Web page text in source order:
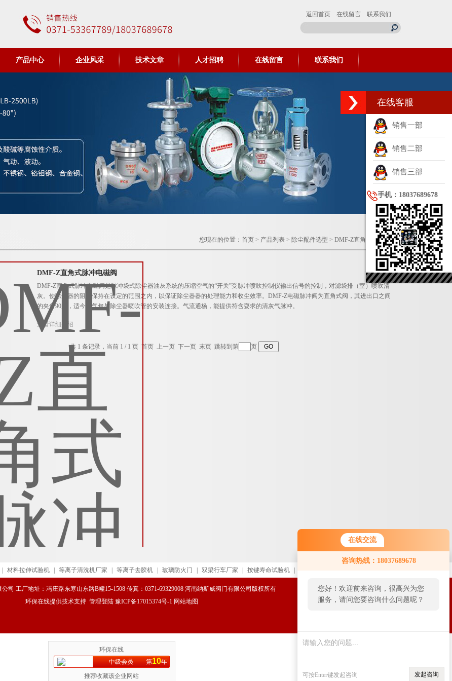
在线交流
咨询热线：18037689678
您好！欢迎前来咨询，很高兴为您
服务，请问您要咨询什么问题呢？
可按Enter键发起咨询 发起咨询
返回首页 在线留言 联系我们
产品中心 企业风采 技术文章 人才招聘 在线留言 联系我们
您现在的位置： 首页 > 产品列表 > 除尘配件选型 > DMF-Z直角式脉冲电磁阀
DMF-Z直角式脉冲电磁阀
DMF-Z直角式脉冲电磁阀是脉冲袋式除尘器油灰系统的压缩空气的“开关”受脉冲喷吹控制仪输出信号的控制，对滤袋排（室）喷吹清
灰。使除尘器的阻力保持在设定的范围之内，以保证除尘器器的处理能力和收尘效率。DMF-Z电磁脉冲阀为直角式阀，其进出口之间
的夹角90度，适今于气包与除尘器喷吹管的安装连接。气流通杨，能提供符含耍求的清灰气脉冲。
查看详细介绍
共 1 条记录，当前 1 / 1 页 首页 上一页 下一页 末页 跳转到第 页
材料拉伸试验机 等离子清洗机厂家 等离子去胶机 玻璃防火门 双梁行车厂家 按键寿命试验机
司 工厂地址：冯庄路东寒山东路B幢15-1508 传真：0371-69329008 河南纳斯威阀门有限公司版权所有
环保在线提供技术支持 管理登陆 豫ICP备17015374号-1 网站地图
环保在线
中级会员
第10年
推荐收藏该企业网站
在线客服
销售一部
销售二部
销售三部
手机：18037689678